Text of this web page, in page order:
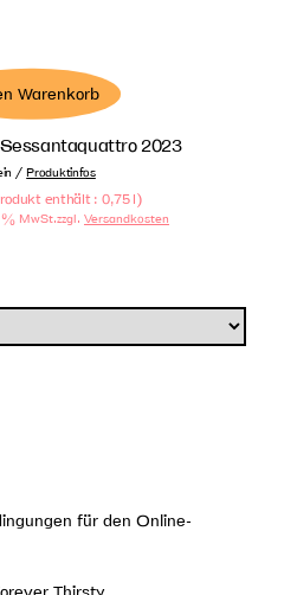
Warenkorb
2023
/ Produktinfos
enthält : 0,75 l)
MwSt.zzgl. Versandkosten
für den Online-